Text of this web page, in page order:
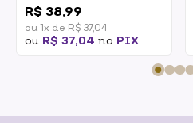
R$ 38,99
ou 1x de R$ 37,04
ou R$ 37,04 no PIX